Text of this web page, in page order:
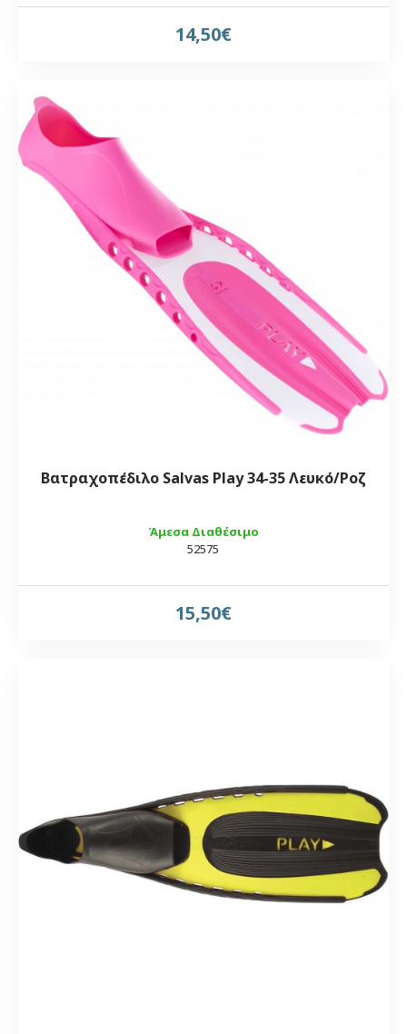
14,50€
Άμεσα Διαθέσιμο
52575
Βατραχοπέδιλο Salvas Play 34-35 Λευκό/Ροζ
15,50€